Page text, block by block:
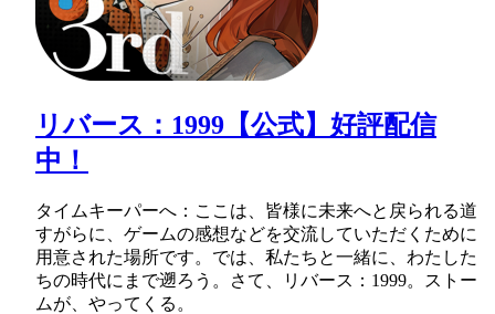
リバース：1999【公式】好評配信
中！
タイムキーパーへ：ここは、皆様に未来へと戻られる道
すがらに、ゲームの感想などを交流していただくために
用意された場所です。では、私たちと一緒に、わたした
ちの時代にまで遡ろう。さて、リバース：1999。ストー
ムが、やってくる。